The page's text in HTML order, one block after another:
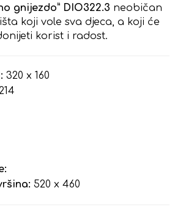
gnijezdo” DIO322.3 neobičan
koji vole sva djeca, a koji će
korist i radost.
320 x 160
520 x 460